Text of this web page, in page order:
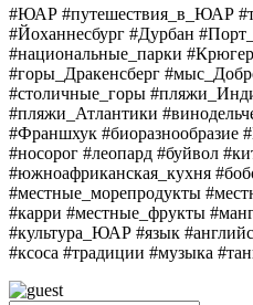
#ЮАР #путешествия_в_ЮАР
#Йоханнесбург #Дурбан
#национальные_парки
#горы_Дракенсберг
#столичные_горы
#пляжи_Атлантики
#Франшхук #биоразнообразие
#носорог #леопард #буйвол
#южноафриканская_кухня
#местные_морепродукты
#карри #местные_фрукты
#культура_ЮАР #язык
#ксоса #традиции #музыка